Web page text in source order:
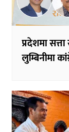
प्रदेशमा
लुम्बिनीमा